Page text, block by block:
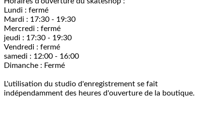
Lundi : fermé
Mardi : 17:30 - 19:30
Mercredi : fermé
jeudi : 17:30 - 19:30
Vendredi : fermé
samedi : 12:00 - 16:00
Dimanche : Fermé
L'utilisation du studio d'enregistrement se fait
indépendamment des heures d'ouverture de la boutique.